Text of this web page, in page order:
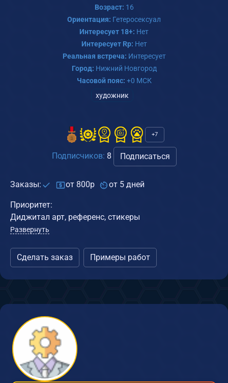
Возраст: 16
Ориентация: Гетеросексуал
Интересует 18+: Нет
Интересует Rp: Нет
Реальная встреча: Интересует
Город: Нижний Новгород
Часовой пояс: +0 МСК
художник
+7
Подписчиков: 8 Подписаться
Заказы: от 800р от 5 дней
Приоритет:
Диджитал арт, референс, стикеры
Развернуть
Сделать заказ Примеры работ